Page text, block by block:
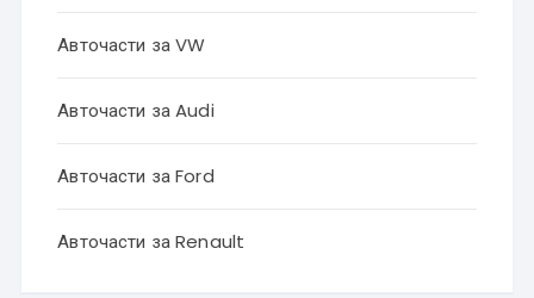
Авточасти за VW
Авточасти за Audi
Авточасти за Ford
Авточасти за Renault